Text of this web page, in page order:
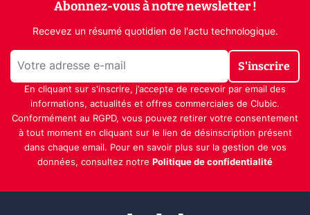
Abonnez-vous à notre newsletter !
Recevez un résumé quotidien de l'actu technologique.
S'inscrire
En cliquant sur s'inscrire, j’accepte de recevoir par email des
informations, actualités et offres commerciales de Clubic.
Conformément au RGPD, vous pouvez retirer votre consentement
à tout moment en cliquant sur le lien de désinscription présent
dans chaque email. Pour en savoir plus sur la gestion de vos
données, consultez notre Politique de confidentialité